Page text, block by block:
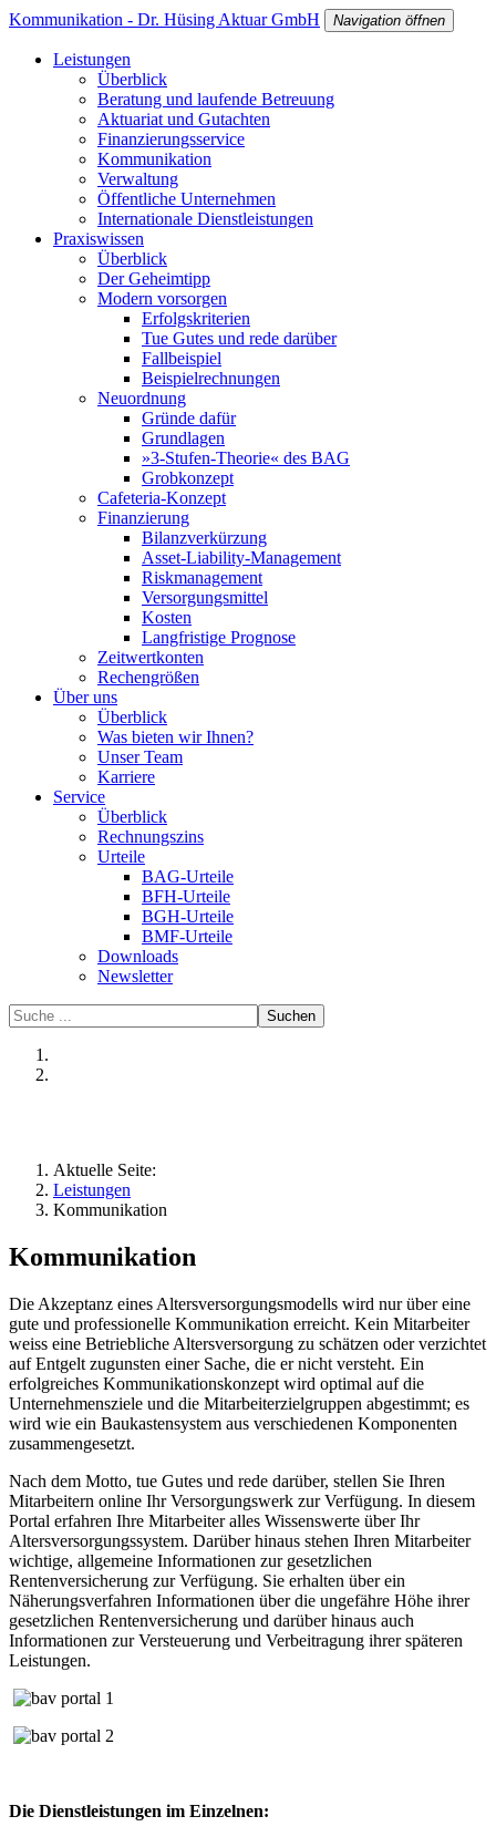
Kommunikation - Dr. Hüsing Aktuar GmbH Navigation öffnen
Leistungen
Überblick
Beratung und laufende Betreuung
Aktuariat und Gutachten
Finanzierungsservice
Kommunikation
Verwaltung
Öffentliche Unternehmen
Internationale Dienstleistungen
Praxiswissen
Überblick
Der Geheimtipp
Modern vorsorgen
Erfolgskriterien
Tue Gutes und rede darüber
Fallbeispiel
Beispielrechnungen
Neuordnung
Gründe dafür
Grundlagen
»3-Stufen-Theorie« des BAG
Grobkonzept
Cafeteria-Konzept
Finanzierung
Bilanzverkürzung
Asset-Liability-Management
Riskmanagement
Versorgungsmittel
Kosten
Langfristige Prognose
Zeitwertkonten
Rechengrößen
Über uns
Überblick
Was bieten wir Ihnen?
Unser Team
Karriere
Service
Überblick
Rechnungszins
Urteile
BAG-Urteile
BFH-Urteile
BGH-Urteile
BMF-Urteile
Downloads
Newsletter
Suchen
Aktuelle Seite:
Leistungen
Kommunikation
Kommunikation
Die Akzeptanz eines Altersversorgungsmodells wird nur über eine
gute und professionelle Kommunikation erreicht. Kein Mitarbeiter
weiss eine Betriebliche Altersversorgung zu schätzen oder verzichtet
auf Entgelt zugunsten einer Sache, die er nicht versteht. Ein
erfolgreiches Kommunikationskonzept wird optimal auf die
Unternehmensziele und die Mitarbeiterzielgruppen abgestimmt; es
wird wie ein Baukastensystem aus verschiedenen Komponenten
zusammengesetzt.
Nach dem Motto, tue Gutes und rede darüber, stellen Sie Ihren
Mitarbeitern online Ihr Versorgungswerk zur Verfügung. In diesem
Portal erfahren Ihre Mitarbeiter alles Wissenswerte über Ihr
Altersversorgungssystem. Darüber hinaus stehen Ihren Mitarbeiter
wichtige, allgemeine Informationen zur gesetzlichen
Rentenversicherung zur Verfügung. Sie erhalten über ein
Näherungsverfahren Informationen über die ungefähre Höhe ihrer
gesetzlichen Rentenversicherung und darüber hinaus auch
Informationen zur Versteuerung und Verbeitragung ihrer späteren
Leistungen.
Die Dienstleistungen im Einzelnen: